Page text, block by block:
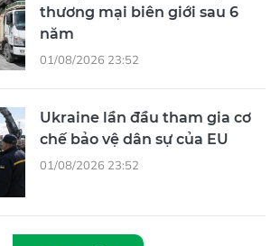
thương mại biên giới sau 6
năm
01/08/2026 23:52
Ukraine lần đầu tham gia cơ
chế bảo vệ dân sự của EU
01/08/2026 23:52